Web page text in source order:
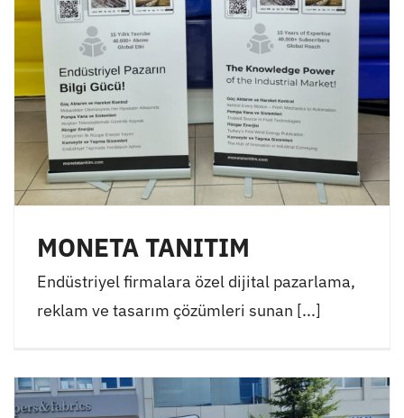
MONETA TANITIM
Endüstriyel firmalara özel dijital pazarlama,
reklam ve tasarım çözümleri sunan [...]